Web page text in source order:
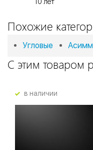
Похожие
Угловые
С этим товаром
в наличии